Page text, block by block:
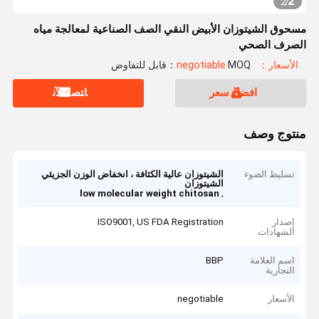
مسحوق الشيتوزان الأبيض النقي الصف الصناعية لمعالجة مياه
الصرف الصحي
الأسعار：negotiable MOQ：قابل للتفاوض
افضل سعر ﺎﺘﺼﻟ ﺍﻶﻧ
منتوج وصف
تسليط الضوء
الشيتوزان عالية الكثافة ، انخفاض الوزن الجزيئي
الشيتوزان
,
low molecular weight chitosan
إصدار
الشهادات
ISO9001, US FDA Registration
اسم العلامة
التجارية
BBP
الأسعار negotiable